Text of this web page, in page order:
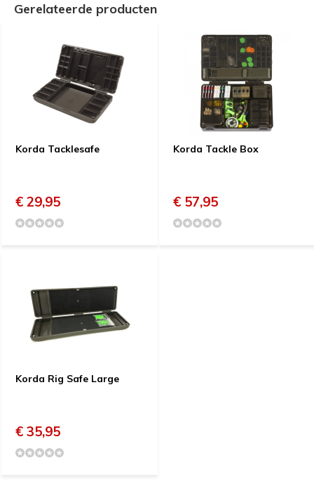
Gerelateerde producten
Korda Tacklesafe
€ 29,95
Korda Tackle Box
€ 57,95
Korda Rig Safe Large
€ 35,95